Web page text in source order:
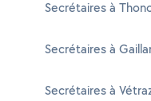
Secrétaires à
Secrétaires à
Secrétaires à